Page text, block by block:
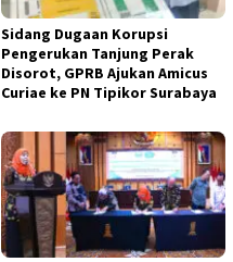
Sidang Dugaan Korupsi
Pengerukan Tanjung Perak
Disorot, GPRB Ajukan Amicus
Curiae ke PN Tipikor Surabaya